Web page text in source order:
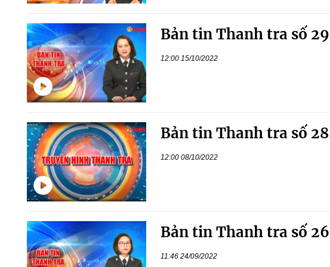
Bản tin Thanh tra số 29
12:00 15/10/2022
Bản tin Thanh tra số 28
12:00 08/10/2022
Bản tin Thanh tra số 26
11:46 24/09/2022